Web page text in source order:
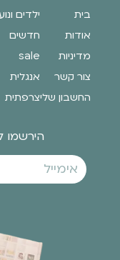
בית
אודות
מדיניות
צור קשר
החשבון שלי
ילדים
חדשים
sale
אנגלית
צרפתית
הירשמו